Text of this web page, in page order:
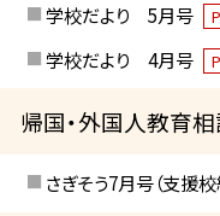
学校だより 5月号
学校だより 4月号
帰国・外国人教育
さぎそう7月号（支援校